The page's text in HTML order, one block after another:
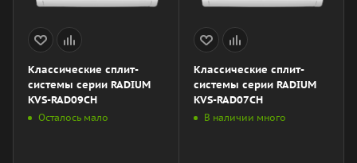
Классические сплит-
системы серии RADIUM
KVS-RAD09CH
Осталось мало
Классические сплит-
системы серии RADIUM
KVS-RAD07CH
В наличии много